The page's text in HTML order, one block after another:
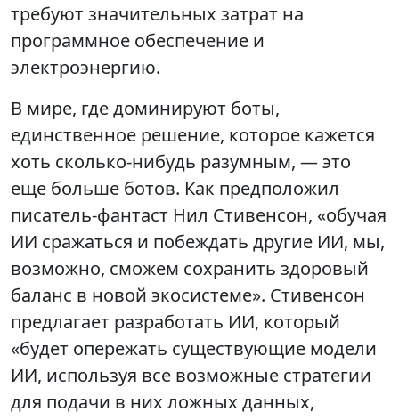
требуют значительных затрат на
программное обеспечение и
электроэнергию.
В мире, где доминируют боты,
единственное решение, которое кажется
хоть сколько-нибудь разумным, — это
еще больше ботов. Как предположил
писатель-фантаст Нил Стивенсон, «обучая
ИИ сражаться и побеждать другие ИИ, мы,
возможно, сможем сохранить здоровый
баланс в новой экосистеме». Стивенсон
предлагает разработать ИИ, который
«будет опережать существующие модели
ИИ, используя все возможные стратегии
для подачи в них ложных данных,